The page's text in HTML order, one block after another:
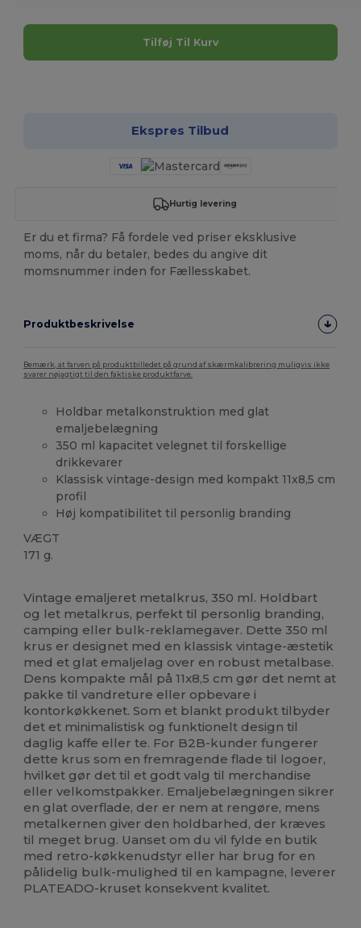
Tilføj Til Kurv
Ekspres Tilbud
Hurtig levering
Er du et firma? Få fordele ved priser eksklusive
moms, når du betaler, bedes du angive dit
momsnummer inden for Fællesskabet.
Produktbeskrivelse
Bemærk, at farven på produktbilledet på grund af skærmkalibrering muligvis ikke
svarer nøjagtigt til den faktiske produktfarve.
Holdbar metalkonstruktion med glat
emaljebelægning
350 ml kapacitet velegnet til forskellige
drikkevarer
Klassisk vintage-design med kompakt 11x8,5 cm
profil
Høj kompatibilitet til personlig branding
VÆGT
171 g.
Vintage emaljeret metalkrus, 350 ml. Holdbart
og let metalkrus, perfekt til personlig branding,
camping eller bulk-reklamegaver. Dette 350 ml
krus er designet med en klassisk vintage-æstetik
med et glat emaljelag over en robust metalbase.
Dens kompakte mål på 11x8,5 cm gør det nemt at
pakke til vandreture eller opbevare i
kontorkøkkenet. Som et blankt produkt tilbyder
det et minimalistisk og funktionelt design til
daglig kaffe eller te. For B2B-kunder fungerer
dette krus som en fremragende flade til logoer,
hvilket gør det til et godt valg til merchandise
eller velkomstpakker. Emaljebelægningen sikrer
en glat overflade, der er nem at rengøre, mens
metalkernen giver den holdbarhed, der kræves
til meget brug. Uanset om du vil fylde en butik
med retro-køkkenudstyr eller har brug for en
pålidelig bulk-mulighed til en kampagne, leverer
PLATEADO-kruset konsekvent kvalitet.